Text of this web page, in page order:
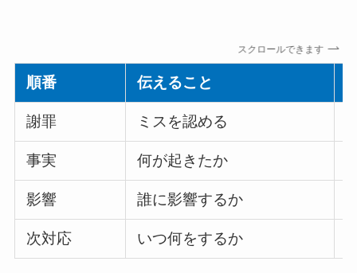
スクロールできます
順番 伝えること
謝罪 ミスを認める
事実 何が起きたか
影響 誰に影響するか
次対応 いつ何をするか